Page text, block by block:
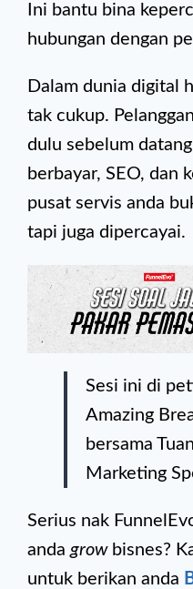
Ini bantu bina
hubungan dengan
Dalam dunia digital
tak cukup.
dulu sebelum
berbayar, SEO, dan
pusat servis anda
tapi juga dipercayai.
Sesi ini di
Amazing
bersama
Marketing
Serius nak
andagrow bisnes?
untuk berikan anda